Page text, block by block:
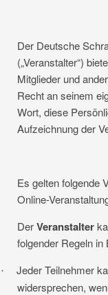
Der Deutsche
(„Veranstalter“)
Mitglieder und
Recht an seinem
Wort, diese
Aufzeichnung der
Es gelten folgende
Online-
DerVeranstalter
folgender Regeln in
·
Jeder Teilnehmer
widersprechen,